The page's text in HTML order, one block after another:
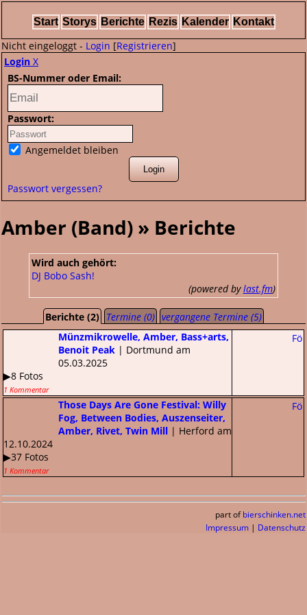
Start Storys Berichte Rezis Kalender Kontakt
Nicht eingeloggt - Login [Registrieren]
Login X
BS-Nummer oder Email:
Passwort:
Angemeldet bleiben
Passwort vergessen?
Amber (Band) » Berichte
Wird auch gehört:
DJ Bobo Sash!
(powered bylast.fm)
Berichte (2) Termine (0) vergangene Termine (5)
Fö
Münzmikrowelle, Amber, Bass+arts,
Benoit Peak | Dortmund am
05.03.2025
▶8 Fotos
1 Kommentar
Fö
Those Days Are Gone Festival: Willy
Fog, Between Bodies, Auszenseiter,
Amber, Rivet, Twin Mill | Herford am
12.10.2024
▶37 Fotos
1 Kommentar
part of bierschinken.net
Impressum | Datenschutz